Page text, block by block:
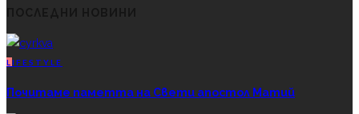
L IFESTYLE
Почитаме паметта на Свети апостол Матий